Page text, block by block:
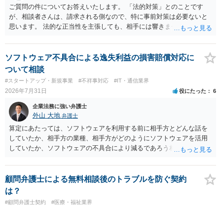
ご質問の件についてお答えいたします。 「法的対策」とのことです
が、相談者さんは、請求される側なので、特に事前対策は必要ないと
思います。 法的な正当性を主張しても、相手には響きません。そもそ
的手段として裁判（おそらく少額訴訟）をするかどうかの問題ですの
で、訴訟を提起してきたら粛々と対応することになります。 少額訴訟
は、１人（１社）年間１０回までしかできないので、こちらが毅然と
支払いを拒否すれば、少額訴訟を提起する可能性は、低いものと思わ
れます。 ただ、裁判を東京などの遠隔地で起こされますと、対応する
だけで費用がかかりますので、難しいところです。 当事者での対応で
すと、押し負けて支払うかもと考えますので、弁護士に依頼するなど
して対応をすれば、より裁判をしてくる可能性は減りますが、当然費
用がかかります。 毅然と拒否して後は裁判するならしてくださいの対
応、弁護士に依頼して同様の対応、裁判してきたら、従業員にて粛々
と対応のどれかを選択することになります。 以上、ご参考まで。
ソフトウェア不具合による逸失利益の損害賠償対応に
ついて相談
#スタートアップ・新規事業 #不祥事対応 #IT・通信業界
2026年7月31日 役にたった 6
企業法務に強い弁護士
外山 大地 弁護士
算定にあたっては、ソフトウェアを利用する前に相手方とどんな話を
していたか、相手方の業種、相手方がどのようにソフトウェアを活用
していたか、ソフトウェアの不具合により減るであろう相手方の将来
ます。 すでに王先生からも回答されている通り、最寄りの弁護士に相
談されることをお勧めします。
顧問弁護士による無料相談後のトラブルを防ぐ契約
は？
#顧問弁護士契約 #医療・福祉業界